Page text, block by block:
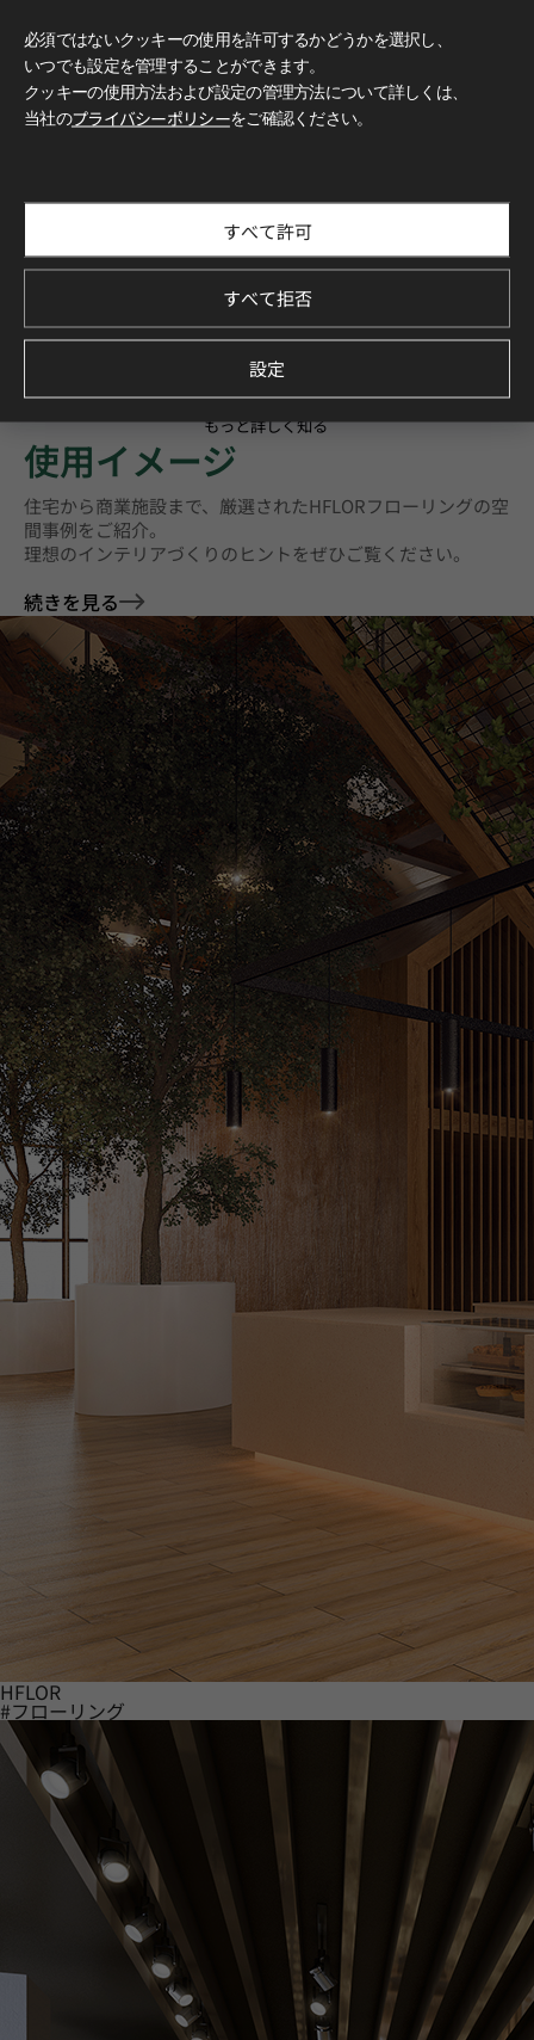
もっと詳しく知る
使用イメージ
住宅から商業施設まで、厳選されたHFLORフローリングの空
間事例をご紹介。
理想のインテリアづくりのヒントをぜひご覧ください。
続きを見る
HFLOR
#フローリング
必須ではないクッキーの使用を許可するかどうかを選択し、
いつでも設定を管理することができます。
クッキーの使用方法および設定の管理方法について詳しくは、
当社のプライバシーポリシーをご確認ください。
すべて許可
すべて拒否
設定